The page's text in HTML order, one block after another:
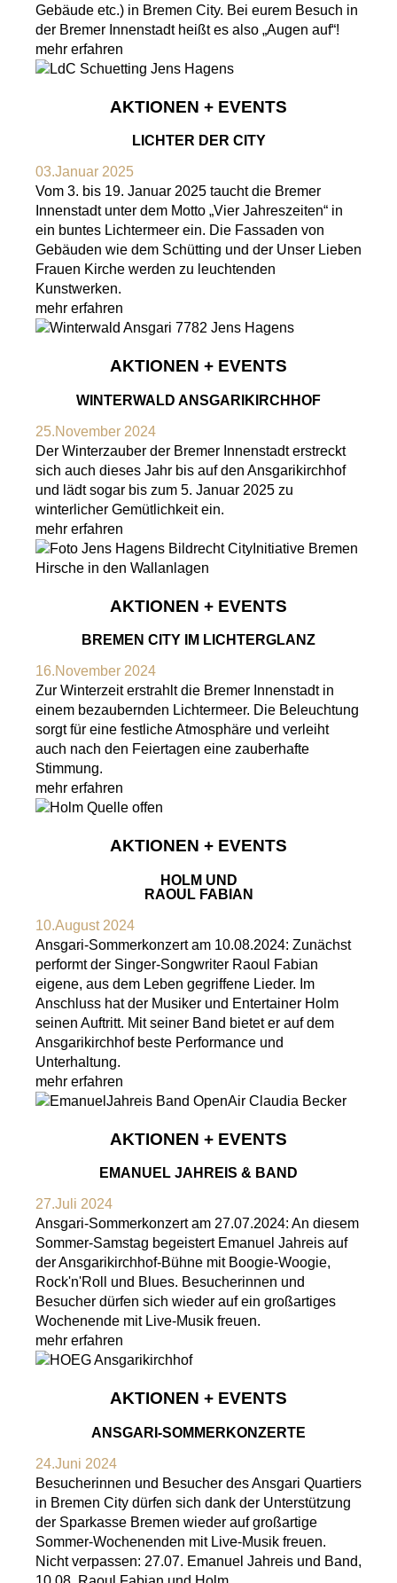
Gebäude etc.) in Bremen City. Bei eurem Besuch in
der Bremer Innenstadt heißt es also „Augen auf“!
mehr erfahren
AKTIONEN + EVENTS
LICHTER DER CITY
03.Januar 2025
Vom 3. bis 19. Januar 2025 taucht die Bremer
Innenstadt unter dem Motto „Vier Jahreszeiten“ in
ein buntes Lichtermeer ein. Die Fassaden von
Gebäuden wie dem Schütting und der Unser Lieben
Frauen Kirche werden zu leuchtenden
Kunstwerken.
mehr erfahren
AKTIONEN + EVENTS
WINTERWALD ANSGARIKIRCHHOF
25.November 2024
Der Winterzauber der Bremer Innenstadt erstreckt
sich auch dieses Jahr bis auf den Ansgarikirchhof
und lädt sogar bis zum 5. Januar 2025 zu
winterlicher Gemütlichkeit ein.
mehr erfahren
AKTIONEN + EVENTS
BREMEN CITY IM LICHTERGLANZ
16.November 2024
Zur Winterzeit erstrahlt die Bremer Innenstadt in
einem bezaubernden Lichtermeer. Die Beleuchtung
sorgt für eine festliche Atmosphäre und verleiht
auch nach den Feiertagen eine zauberhafte
Stimmung.
mehr erfahren
AKTIONEN + EVENTS
HOLM UND
RAOUL FABIAN
10.August 2024
Ansgari-Sommerkonzert am 10.08.2024: Zunächst
performt der Singer-Songwriter Raoul Fabian
eigene, aus dem Leben gegriffene Lieder. Im
Anschluss hat der Musiker und Entertainer Holm
seinen Auftritt. Mit seiner Band bietet er auf dem
Ansgarikirchhof beste Performance und
Unterhaltung.
mehr erfahren
AKTIONEN + EVENTS
EMANUEL JAHREIS & BAND
27.Juli 2024
Ansgari-Sommerkonzert am 27.07.2024: An diesem
Sommer-Samstag begeistert Emanuel Jahreis auf
der Ansgarikirchhof-Bühne mit Boogie-Woogie,
Rock'n'Roll und Blues. Besucherinnen und
Besucher dürfen sich wieder auf ein großartiges
Wochenende mit Live-Musik freuen.
mehr erfahren
AKTIONEN + EVENTS
ANSGARI-SOMMERKONZERTE
24.Juni 2024
Besucherinnen und Besucher des Ansgari Quartiers
in Bremen City dürfen sich dank der Unterstützung
der Sparkasse Bremen wieder auf großartige
Sommer-Wochenenden mit Live-Musik freuen.
Nicht verpassen: 27.07. Emanuel Jahreis und Band,